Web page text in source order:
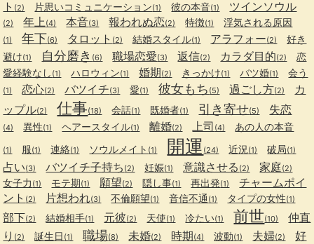
ト (2) 片思いコミュニケーション(1) 彼の本音(1) ツインソウル
(2) 年上(4) 本音(3) 報われぬ恋(2) 特徴(1) 浮気される原因
(1) 年下(6) タロット (2) 結婚スタイル(1) アラフォー(2)
好き
避け(1) 自分磨き (6) 職場恋愛(3) 返信(2) カラダ目的(2)
恋
愛経験なし (1) ハロウィン(1) 婚期(2) きっかけ(1) バツ婚(1) 会う
(1) 恋心(2) バツイチ(3) 愛(1) 彼女もち (5) 過ごし方(2)
カ
ップル(2) 仕事(18) 会話(1) 既婚者(1) 引き寄せ(5) 失恋
(4) 異性(1) ヘアースタイル(1) 離婚(2) 上司 (4) あの人の本音
(1) 服(1) 連絡(1) ソウルメイト (1) 開運 (24) 近況 (1) 破局(1)
占い(3) バツイチ子持ち (2) 妊娠(1) 意識させる (2) 家庭(2)
女子力 (1) モテ期(1) 願望(2) 隠し事(1) 再出発(1)
チャームポイ
ント (2) 片想われ(3) 不倫願望(1) 音信不通 (1) タイプの女性(1)
部下(2) 結婚相手(1) 元彼(2) 天使(1) 冷たい(1) 前世(10)
仲直
り (2) 誕生日 (1) 職場(8) 未婚(2) 時期(4) 波動(1) 夫婦(2)
好